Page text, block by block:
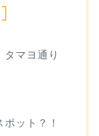
]
マヨ通り
ット？！